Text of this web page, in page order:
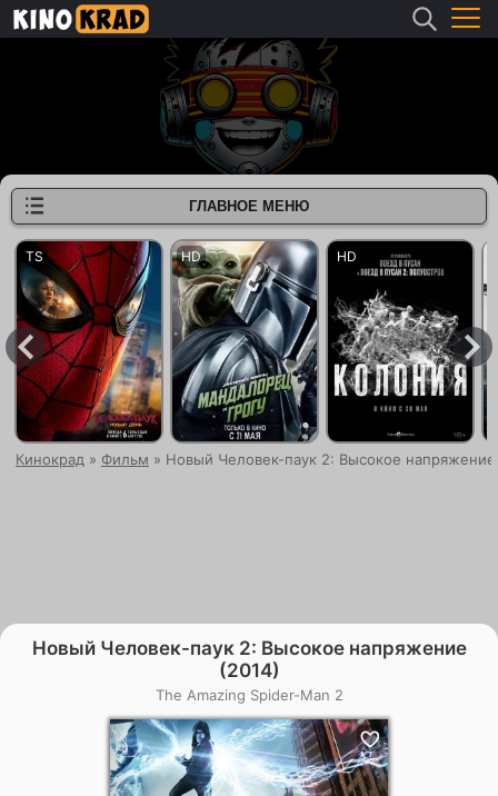
Кинокрад » Фильм » Новый Человек-паук 2: Высокое
Новый Человек-паук 2: Высокое напряжение
(2014)
The Amazing Spider-Man 2
ГЛАВНОЕ МЕНЮ